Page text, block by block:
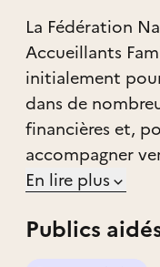
La Fédération
Accueillants
initialement
dans de
financières et,
accompagner
de leur métier.
Les difficultés
aidants et les
En lire plus
Publics